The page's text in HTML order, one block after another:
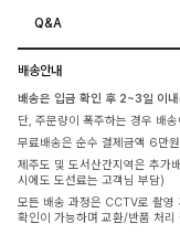
Q&A
배송안내
배송은 입금 확인 후 2~3일 이
단, 주문량이 폭주하는 경우 배
무료배송은 순수 결제금액 6만
제주도 및 도서산간지역은 추
시에도 도선료는 고객님 부담)
모든 배송 과정은 CCTV로 촬영
확인이 가능하며 교환/반품 처리